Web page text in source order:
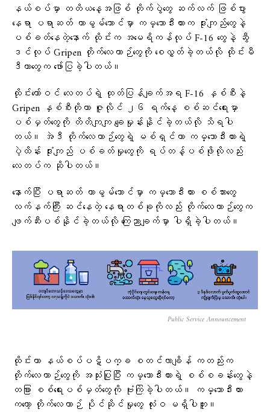
နယ်စပ်မှာ တတိယနေ့အဖြစ် တိုက်ပွဲတွေ ဆက်လက် ဖြစ်ပွား
နေရာ ပရာဆတ် တာမွမ်သောင်မှာ ကမ္ဘောဒီးယားက ဒုံးကျည်တွေနဲ့
ပစ်ခတ်နေတဲ့နောက် ထိုင်းက အမေရိကန်လုပ် F-16 တွေနဲ့ ဆွီ
ဒင်လုပ် Gripen တိုက်လေယာဉ်တွေကို စေလွှတ်ခဲ့တယ်လို ထိုင်းမီ
ဒီယာတွေက ဖော်ပြခဲ့ပါတယ်။
ထိုင်းတော်ဝင် လေတပ်ရဲ့ ထုတ်ပြန်ချက်အရ F-16 နှစ်စီးနဲ့
Gripen နှစ်စီးတိုဟာ ဇူလိုင် ၂၆ ရက်နေ့ စစ်ဆင်ရေးမှာ
ပစ်မှတ်တွေကို တိတိကျကျ ချေမှုန်းနိုင်ခဲ့တယ်လို သိရပါ
တယ်။ အဲဒီ တိုက်လေယာဉ်တွေရဲ့ မစ်ရှင်ဟာ ကမ္ဘောဒီးယားရဲ့
ပဲ့ထိန်း ဒုံးကျည် ပစ်ခတ်မှုတွေကို ရပ်တန့်ပစ်ဖိုလိုလည်း
လေတပ်က ဆိုပါတယ်။
နောက်ပြီး ပရာဆတ် တာမွမ်သောင်မှာ ကမ္ဘောဒီးယား စစ်သားတွေ
လက်နက်ကြီး ဆင်နေတဲ့ နေရာတစ်ခုကိုလည်း တိုက်လေယာဉ်တွေက
ဖျက်ဆီးပစ်နိုင်ခဲ့တယ်လို ကြေညာချက်မှာ ပါရှိခဲ့ပါတယ်။
Public Service Announcement
ထိုင်းဟာ နယ်စပ်ပဋိပက္ခ စတင်လာချိန် ကတည်းက
တိုက်လေယာဉ်တွေကို အသုံးပြုပြီး ကမ္ဘောဒီးယားရဲ့ စစ်စခန်းတွေနဲ့
တခြား စစ်ရေးပစ်မှတ်တွေကို ဗုံးကြဲခဲ့ပါတယ်။ ကမ္ဘောဒီးယား
ကတော့ တိုက်လေယာဉ် ပိုင်ဆိုင်မှုတွေ လုံးဝ မရှိပါဘူး။